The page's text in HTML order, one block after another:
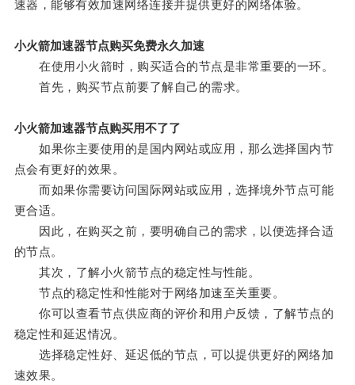
速器，能够有效加速网络连接并提供更好的网络体验。
小火箭加速器节点购买免费永久加速
在使用小火箭时，购买适合的节点是非常重要的一环。
首先，购买节点前要了解自己的需求。
小火箭加速器节点购买用不了了
如果你主要使用的是国内网站或应用，那么选择国内节
点会有更好的效果。
而如果你需要访问国际网站或应用，选择境外节点可能
更合适。
因此，在购买之前，要明确自己的需求，以便选择合适
的节点。
其次，了解小火箭节点的稳定性与性能。
节点的稳定性和性能对于网络加速至关重要。
你可以查看节点供应商的评价和用户反馈，了解节点的
稳定性和延迟情况。
选择稳定性好、延迟低的节点，可以提供更好的网络加
速效果。